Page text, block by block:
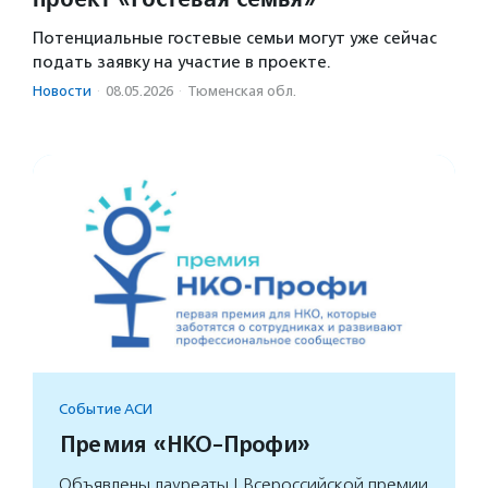
Потенциальные гостевые семьи могут уже сейчас
подать заявку на участие в проекте.
Новости · 08.05.2026 · Тюменская обл.
Событие АСИ
Премия «НКО-Профи»